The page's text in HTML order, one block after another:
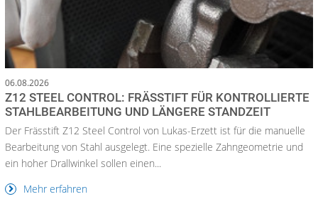
06.08.2026
Z12 STEEL CONTROL: FRÄSSTIFT FÜR KONTROLLIERTE
STAHLBEARBEITUNG UND LÄNGERE STANDZEIT
Der Frässtift Z12 Steel Control von Lukas-Erzett ist für die manuelle
Bearbeitung von Stahl ausgelegt. Eine spezielle Zahngeometrie und
ein hoher Drallwinkel sollen einen...
Mehr erfahren